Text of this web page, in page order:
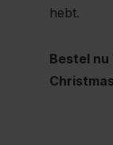
hebt.
Bestel